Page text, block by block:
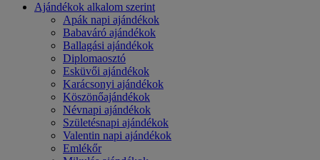
Ajándékok alkalom szerint
Apák napi ajándékok
Babaváró ajándékok
Ballagási ajándékok
Diplomaosztó
Esküvői ajándékok
Karácsonyi ajándékok
Köszönőajándékok
Névnapi ajándékok
Születésnapi ajándékok
Valentin napi ajándékok
Emlékőr